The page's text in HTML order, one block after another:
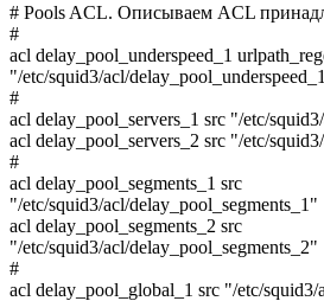
# Pools ACL. Описываем ACL
#
acl delay_pool_underspeed_1
"/etc/squid3/acl/
#
acl delay_pool_servers_1 src "/etc/
acl delay_pool_servers_2 src "/etc/
#
acl delay_pool_segments_1 src
"/etc/squid3/acl/delay_pool_segments_1"
acl delay_pool_segments_2 src
"/etc/squid3/acl/delay_pool_segments_2"
#
acl delay_pool_global_1 src "/etc/